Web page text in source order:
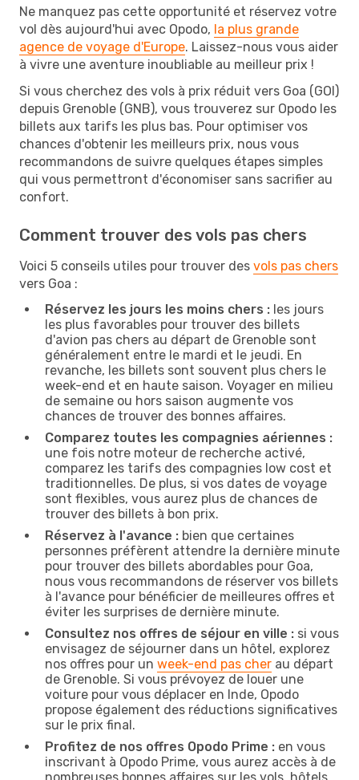
Ne manquez pas cette opportunité et réservez votre
vol dès aujourd'hui avec Opodo, la plus grande
agence de voyage d'Europe. Laissez-nous vous aider
à vivre une aventure inoubliable au meilleur prix !
Si vous cherchez des vols à prix réduit vers Goa (GOI)
depuis Grenoble (GNB), vous trouverez sur Opodo les
billets aux tarifs les plus bas. Pour optimiser vos
chances d'obtenir les meilleurs prix, nous vous
recommandons de suivre quelques étapes simples
qui vous permettront d'économiser sans sacrifier au
confort.
Comment trouver des vols pas chers
Voici 5 conseils utiles pour trouver des vols pas chers
vers Goa :
Réservez les jours les moins chers : les jours
les plus favorables pour trouver des billets
d'avion pas chers au départ de Grenoble sont
généralement entre le mardi et le jeudi. En
revanche, les billets sont souvent plus chers le
week-end et en haute saison. Voyager en milieu
de semaine ou hors saison augmente vos
chances de trouver des bonnes affaires.
Comparez toutes les compagnies aériennes :
une fois notre moteur de recherche activé,
comparez les tarifs des compagnies low cost et
traditionnelles. De plus, si vos dates de voyage
sont flexibles, vous aurez plus de chances de
trouver des billets à bon prix.
Réservez à l'avance : bien que certaines
personnes préfèrent attendre la dernière minute
pour trouver des billets abordables pour Goa,
nous vous recommandons de réserver vos billets
à l'avance pour bénéficier de meilleures offres et
éviter les surprises de dernière minute.
Consultez nos offres de séjour en ville : si vous
envisagez de séjourner dans un hôtel, explorez
nos offres pour un week-end pas cher au départ
de Grenoble. Si vous prévoyez de louer une
voiture pour vous déplacer en Inde, Opodo
propose également des réductions significatives
sur le prix final.
Profitez de nos offres Opodo Prime : en vous
inscrivant à Opodo Prime, vous aurez accès à de